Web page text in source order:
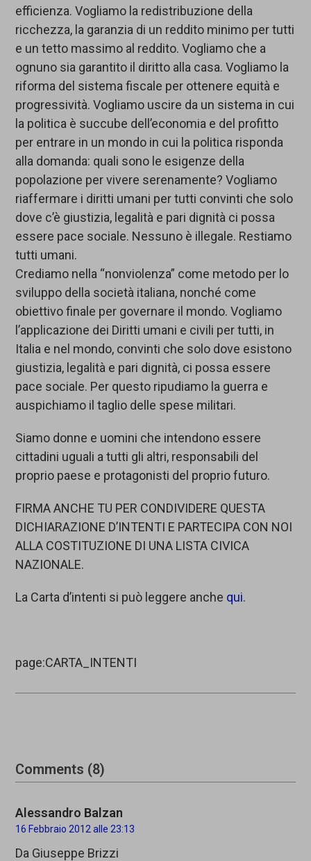
efficienza. Vogliamo la redistribuzione della
ricchezza, la garanzia di un reddito minimo per tutti
e un tetto massimo al reddito. Vogliamo che a
ognuno sia garantito il diritto alla casa. Vogliamo la
riforma del sistema fiscale per ottenere equità e
progressività. Vogliamo uscire da un sistema in cui
la politica è succube dell’economia e del profitto
per entrare in un mondo in cui la politica risponda
alla domanda: quali sono le esigenze della
popolazione per vivere serenamente? Vogliamo
riaffermare i diritti umani per tutti convinti che solo
dove c’è giustizia, legalità e pari dignità ci possa
essere pace sociale. Nessuno è illegale. Restiamo
tutti umani.
Crediamo nella “nonviolenza” come metodo per lo
sviluppo della società italiana, nonché come
obiettivo finale per governare il mondo. Vogliamo
l’applicazione dei Diritti umani e civili per tutti, in
Italia e nel mondo, convinti che solo dove esistono
giustizia, legalità e pari dignità, ci possa essere
pace sociale. Per questo ripudiamo la guerra e
auspichiamo il taglio delle spese militari.
Siamo donne e uomini che intendono essere
cittadini uguali a tutti gli altri, responsabili del
proprio paese e protagonisti del proprio futuro.
FIRMA ANCHE TU PER CONDIVIDERE QUESTA
DICHIARAZIONE D’INTENTI E PARTECIPA CON NOI
ALLA COSTITUZIONE DI UNA LISTA CIVICA
NAZIONALE.
La Carta d’intenti si può leggere anche qui.
page:CARTA_INTENTI
Comments (8)
Alessandro Balzan
16 Febbraio 2012 alle 23:13
Da Giuseppe Brizzi